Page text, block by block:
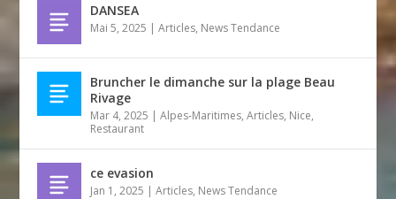
DANSEA
Mai 5, 2025 |Articles, News Tendance
Bruncher le dimanche sur la plage Beau
Rivage
Mar 4, 2025 |Alpes-Maritimes,Articles, Nice,
Restaurant
ce evasion
Jan 1, 2025 |Articles, News Tendance